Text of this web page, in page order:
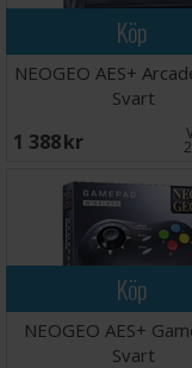
Köp
NEOGEO AES+
Svart
1 388 SEK
Köp
NEOGEO AES+
Svart